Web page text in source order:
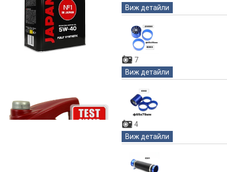
Виж детайли
7
Виж детайли
4
Виж детайли